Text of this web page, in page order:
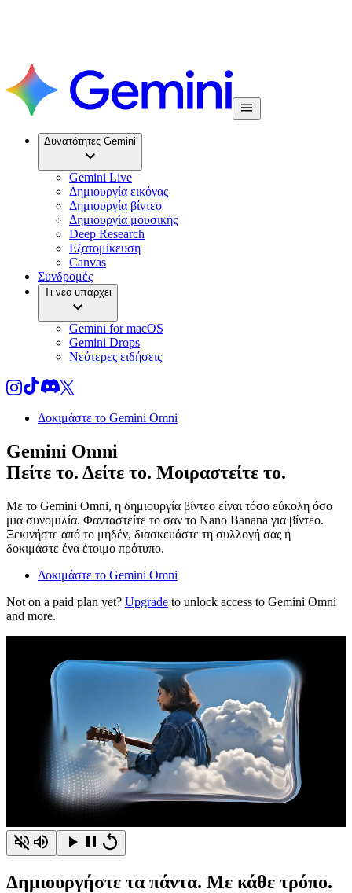
Δυνατότητες Gemini
Gemini Live
Δημιουργία εικόνας
Δημιουργία βίντεο
Δημιουργία μουσικής
Deep Research
Εξατομίκευση
Canvas
Συνδρομές
Τι νέο υπάρχει
Gemini for macOS
Gemini Drops
Νεότερες ειδήσεις
Δοκιμάστε το Gemini Omni
Gemini Omni
Πείτε το. Δείτε το. Μοιραστείτε το.
Με το Gemini Omni, η δημιουργία βίντεο είναι τόσο εύκολη όσο
μια συνομιλία. Φανταστείτε το σαν το Nano Banana για βίντεο.
Ξεκινήστε από το μηδέν, διασκευάστε τη συλλογή σας ή
δοκιμάστε ένα έτοιμο πρότυπο.
Δοκιμάστε το Gemini Omni
Not on a paid plan yet? Upgrade to unlock access to Gemini Omni
and more.
Δημιουργήστε τα πάντα. Με κάθε τρόπο.